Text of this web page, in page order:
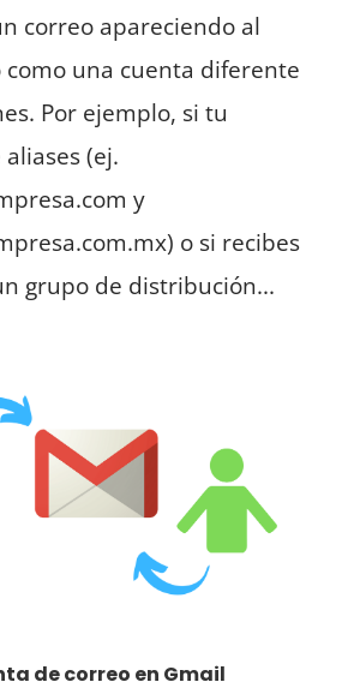
correo apareciendo al
una cuenta diferente
Por ejemplo, si tu
(ej.
y
o si recibes
grupo de distribución...
de correo en Gmail